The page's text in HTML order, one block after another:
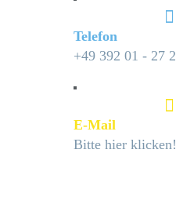
Telefon
+49 392 01 - 27
E-Mail
Bitte hier klicken!